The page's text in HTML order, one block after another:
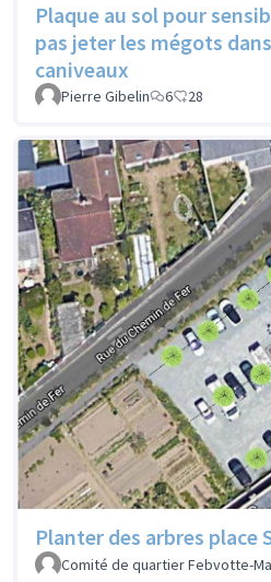
Plaque au sol pour
pas jeter les mégots
caniveaux
Pierre Gibelin 6 28
Planter des arbres place
Comité de quartier Febvotte-